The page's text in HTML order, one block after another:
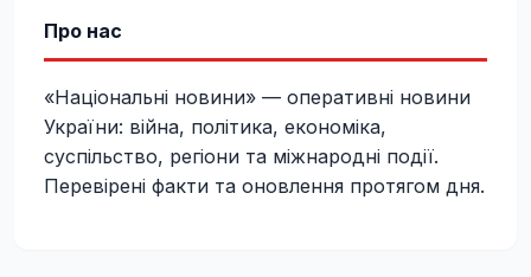
Про нас
«Національні новини» — оперативні новини
України: війна, політика, економіка,
суспільство, регіони та міжнародні події.
Перевірені факти та оновлення протягом дня.